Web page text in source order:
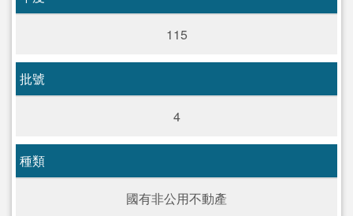
115
批號
4
種類
國有非公用不動產